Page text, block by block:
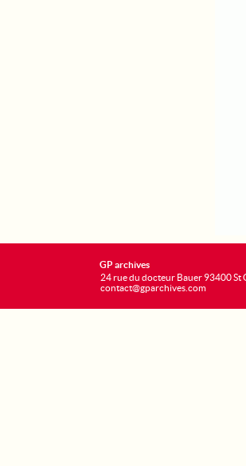
GP archives
24 rue du docteur Bauer 93400 St
contact@gparchives.com